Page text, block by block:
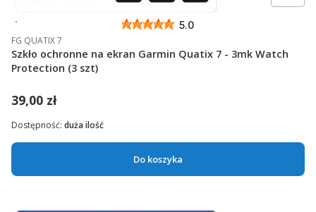
5.0
FG QUATIX 7
Szkło ochronne na ekran Garmin Quatix 7 - 3mk Watch
Protection (3 szt)
39,00 zł
Do koszyka
Dostępność: duża ilość